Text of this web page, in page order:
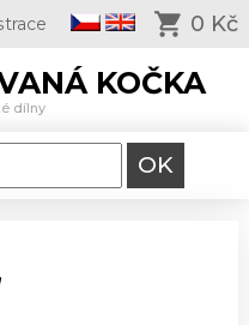
0 Kč
KOČKA
dílny